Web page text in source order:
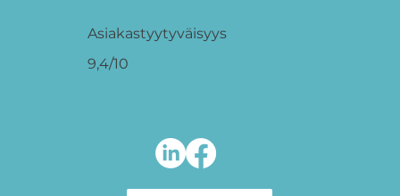
Asiakastyytyväisyys
9,4/10